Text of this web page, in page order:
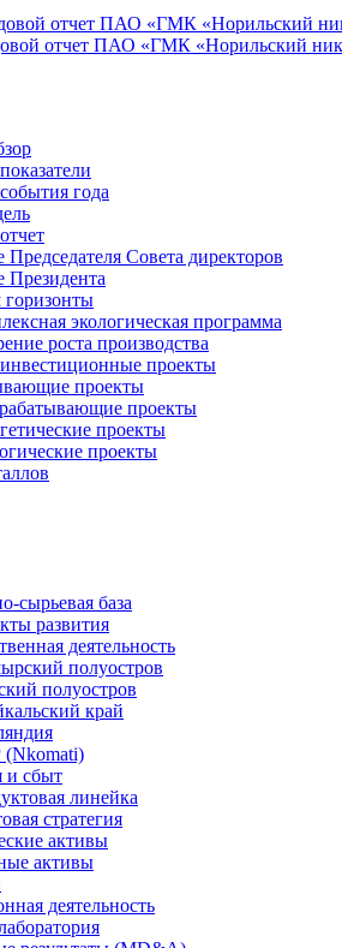
отчет ПАО «ГМК «Норильский
отчет ПАО «ГМК «Норильский
года
Совета директоров
экологическая программа
роста производства
проекты
проекты
проекты
проекты
проекты
сырьевая база
развития
деятельность
полуостров
полуостров
край
и сбыт
линейка
стратегия
активы
активы
деятельность